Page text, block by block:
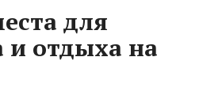
для
и отдыха на